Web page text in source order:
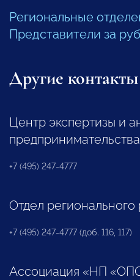
Региональные
Представители за
Другие контакты
Центр экспертизы и
предпринимательства
+7 (495) 247-4777
Отдел регионального
+7 (495) 247-4777 (доб. 116, 117)
Ассоциация «НП